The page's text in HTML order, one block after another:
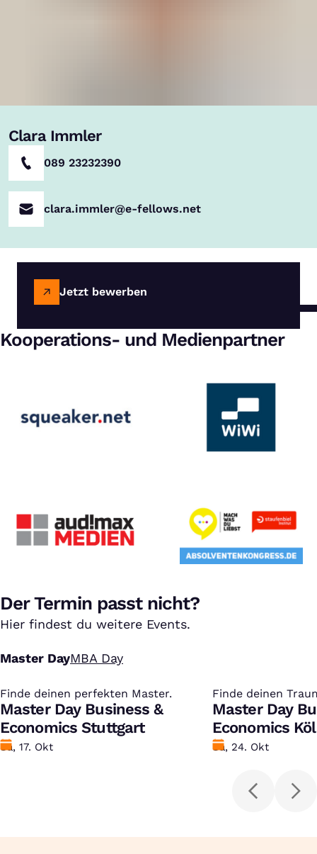
Clara Immler
089 23232390
clara.immler@e-fellows.net
Jetzt bewerben
Kooperations- und Medienpartner
Der Termin passt nicht?
Hier findest du weitere Events.
Master DayMBA Day
Finde deinen perfekten Master.
:
Master Day Business &
Economics Stuttgart
Datum
Sa, 17. Okt
Finde deinen
:
Master Day
Economics
Datum
Sa, 24. Okt